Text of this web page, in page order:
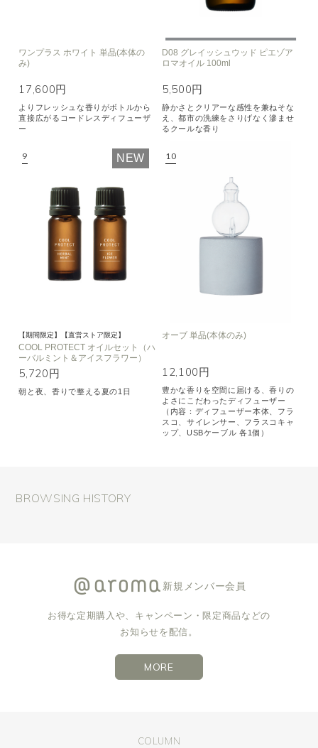
ワンプラス ホワイト 単品(本体の
み)
17,600円
よりフレッシュな香りがボトルから
直接広がるコードレスディフューザ
ー
D08 グレイッシュウッド ピエゾア
ロマオイル 100ml
5,500円
静かさとクリアーな感性を兼ねそな
え、都市の洗練をさりげなく滲ませ
るクールな香り
NEW
【期間限定】【直営ストア限定】
COOL PROTECT オイルセット（ハ
ーバルミント＆アイスフラワー）
5,720円
朝と夜、香りで整える夏の1日
オーブ 単品(本体のみ)
12,100円
豊かな香りを空間に届ける、香りの
よさにこだわったディフューザー
（内容：ディフューザー本体、フラ
スコ、サイレンサー、フラスコキャ
ップ、USBケーブル 各1個）
BROWSING HISTORY
新規メンバー会員
お得な定期購入や、キャンペーン・限定商品などの
お知らせを配信。
MORE
COLUMN